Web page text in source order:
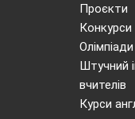
Проєкти
Конкурси
Олімпіади
Штучний
вчителів
Курси